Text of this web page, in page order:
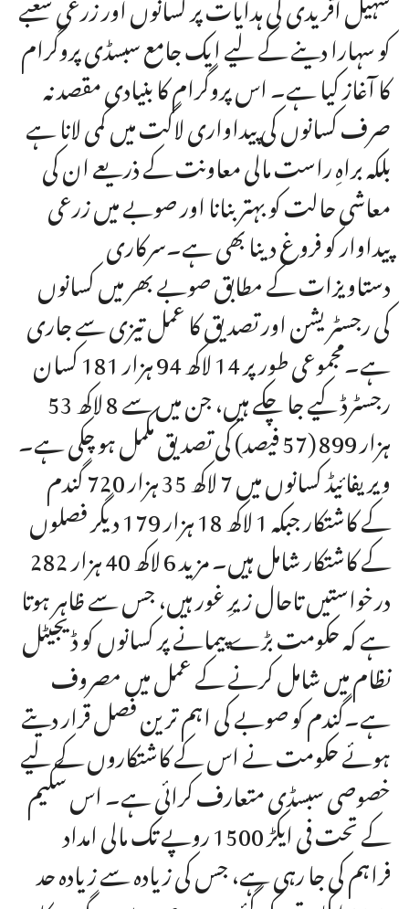
کو سہارا دینے کے لیے ایک جامع سبسڈی پروگرام
کا آغاز کیا ہے۔ اس پروگرام کا بنیادی مقصد نہ
صرف کسانوں کی پیداواری لاگت میں کمی لانا ہے
بلکہ براہِ راست مالی معاونت کے ذریعے ان کی
معاشی حالت کو بہتر بنانا اور صوبے میں زرعی
پیداوار کو فروغ دینا بھی ہے۔سرکاری
دستاویزات کے مطابق صوبے بھر میں کسانوں
کی رجسٹریشن اور تصدیق کا عمل تیزی سے جاری
ہے۔مجموعی طور پر 14 لاکھ 94 ہزار 181 کسان
رجسٹرڈ کیے جا چکے ہیں، جن میں سے 8 لاکھ 53
ہزار 899 (57 فیصد) کی تصدیق مکمل ہو چکی ہے۔
ویریفائیڈ کسانوں میں 7 لاکھ 35 ہزار 720 گندم
کے کاشتکار جبکہ 1 لاکھ 18 ہزار 179 دیگر فصلوں
کے کاشتکار شامل ہیں۔ مزید 6 لاکھ 40 ہزار 282
درخواستیں تاحال زیرِ غور ہیں، جس سے ظاہر ہوتا
ہے کہ حکومت بڑے پیمانے پر کسانوں کو ڈیجیٹل
نظام میں شامل کرنے کے عمل میں مصروف
ہے۔گندم کو صوبے کی اہم ترین فصل قرار دیتے
ہوئے حکومت نے اس کے کاشتکاروں کے لیے
خصوصی سبسڈی متعارف کرائی ہے۔ اس سکیم
کے تحت فی ایکڑ 1500 روپے تک مالی امداد
فراہم کی جا رہی ہے، جس کی زیادہ سے زیادہ حد